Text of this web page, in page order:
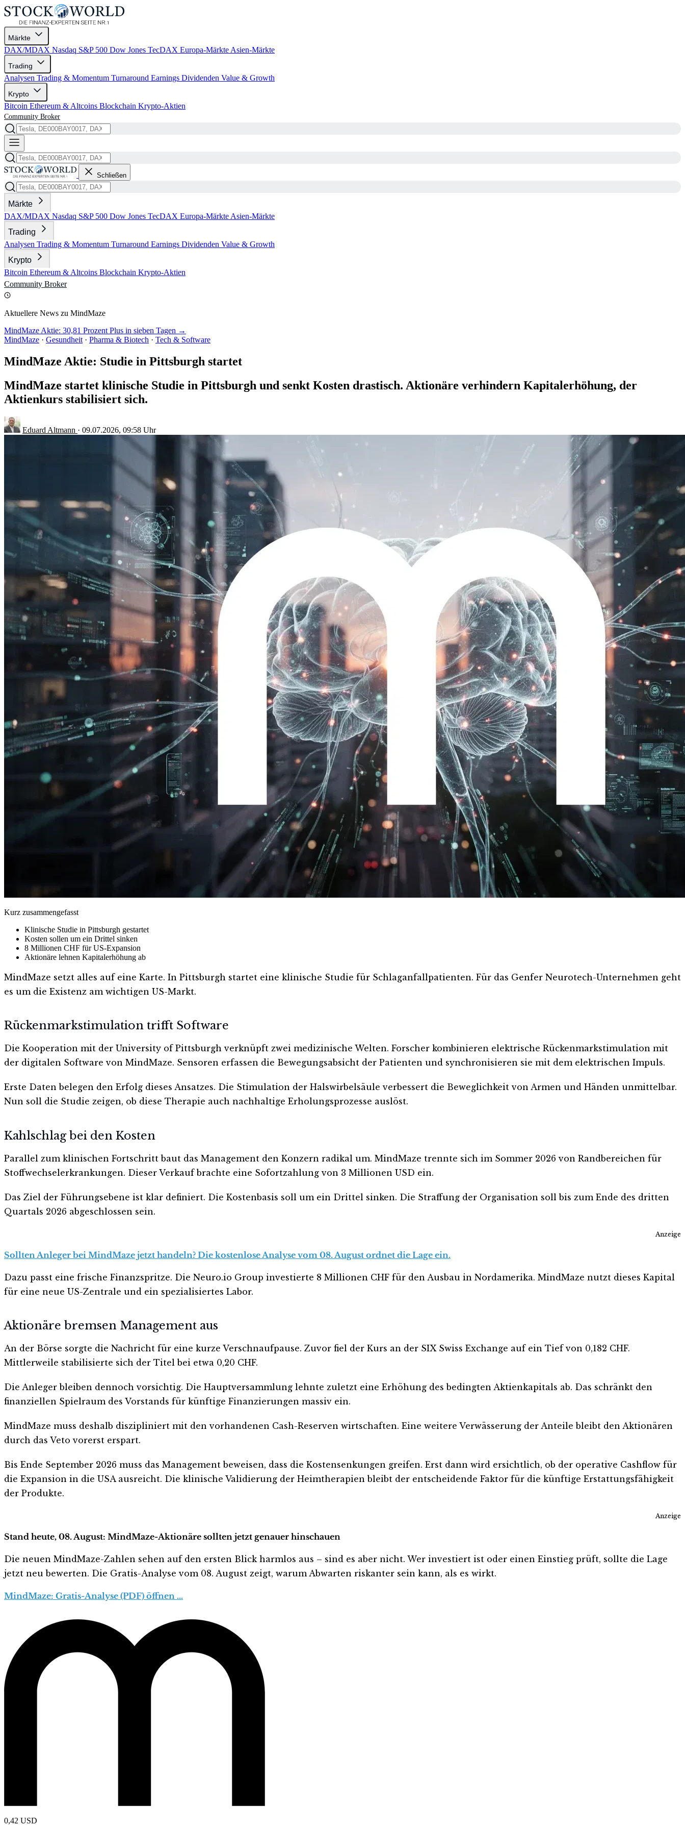
Märkte
DAX/MDAX Nasdaq S&P 500 Dow Jones TecDAX Europa-Märkte Asien-Märkte
Trading
Analysen Trading & Momentum Turnaround Earnings Dividenden Value & Growth
Krypto
Bitcoin Ethereum & Altcoins Blockchain Krypto-Aktien
Community Broker
Schließen
Märkte
DAX/MDAX Nasdaq S&P 500 Dow Jones TecDAX Europa-Märkte Asien-Märkte
Trading
Analysen Trading & Momentum Turnaround Earnings Dividenden Value & Growth
Krypto
Bitcoin Ethereum & Altcoins Blockchain Krypto-Aktien
Community Broker
Aktuellere News zu MindMaze
MindMaze Aktie: 30,81 Prozent Plus in sieben Tagen →
MindMaze · Gesundheit · Pharma & Biotech · Tech & Software
MindMaze Aktie: Studie in Pittsburgh startet
MindMaze startet klinische Studie in Pittsburgh und senkt Kosten drastisch. Aktionäre verhindern Kapitalerhöhung, der
Aktienkurs stabilisiert sich.
Eduard Altmann · 09.07.2026, 09:58 Uhr
Kurz zusammengefasst
Klinische Studie in Pittsburgh gestartet
Kosten sollen um ein Drittel sinken
8 Millionen CHF für US-Expansion
Aktionäre lehnen Kapitalerhöhung ab
MindMaze setzt alles auf eine Karte. In Pittsburgh startet eine klinische Studie für Schlaganfallpatienten. Für das Genfer Neurotech-Unternehmen geht
es um die Existenz am wichtigen US-Markt.
Rückenmarkstimulation trifft Software
Die Kooperation mit der University of Pittsburgh verknüpft zwei medizinische Welten. Forscher kombinieren elektrische Rückenmarkstimulation mit
der digitalen Software von MindMaze. Sensoren erfassen die Bewegungsabsicht der Patienten und synchronisieren sie mit dem elektrischen Impuls.
Erste Daten belegen den Erfolg dieses Ansatzes. Die Stimulation der Halswirbelsäule verbessert die Beweglichkeit von Armen und Händen unmittelbar.
Nun soll die Studie zeigen, ob diese Therapie auch nachhaltige Erholungsprozesse auslöst.
Kahlschlag bei den Kosten
Parallel zum klinischen Fortschritt baut das Management den Konzern radikal um. MindMaze trennte sich im Sommer 2026 von Randbereichen für
Stoffwechselerkrankungen. Dieser Verkauf brachte eine Sofortzahlung von 3 Millionen USD ein.
Das Ziel der Führungsebene ist klar definiert. Die Kostenbasis soll um ein Drittel sinken. Die Straffung der Organisation soll bis zum Ende des dritten
Quartals 2026 abgeschlossen sein.
Anzeige
Sollten Anleger bei MindMaze jetzt handeln? Die kostenlose Analyse vom 08. August ordnet die Lage ein.
Dazu passt eine frische Finanzspritze. Die Neuro.io Group investierte 8 Millionen CHF für den Ausbau in Nordamerika. MindMaze nutzt dieses Kapital
für eine neue US-Zentrale und ein spezialisiertes Labor.
Aktionäre bremsen Management aus
An der Börse sorgte die Nachricht für eine kurze Verschnaufpause. Zuvor fiel der Kurs an der SIX Swiss Exchange auf ein Tief von 0,182 CHF.
Mittlerweile stabilisierte sich der Titel bei etwa 0,20 CHF.
Die Anleger bleiben dennoch vorsichtig. Die Hauptversammlung lehnte zuletzt eine Erhöhung des bedingten Aktienkapitals ab. Das schränkt den
finanziellen Spielraum des Vorstands für künftige Finanzierungen massiv ein.
MindMaze muss deshalb diszipliniert mit den vorhandenen Cash-Reserven wirtschaften. Eine weitere Verwässerung der Anteile bleibt den Aktionären
durch das Veto vorerst erspart.
Bis Ende September 2026 muss das Management beweisen, dass die Kostensenkungen greifen. Erst dann wird ersichtlich, ob der operative Cashflow für
die Expansion in die USA ausreicht. Die klinische Validierung der Heimtherapien bleibt der entscheidende Faktor für die künftige Erstattungsfähigkeit
der Produkte.
Anzeige
Stand heute, 08. August: MindMaze-Aktionäre sollten jetzt genauer hinschauen
Die neuen MindMaze-Zahlen sehen auf den ersten Blick harmlos aus – sind es aber nicht. Wer investiert ist oder einen Einstieg prüft, sollte die Lage
jetzt neu bewerten. Die Gratis-Analyse vom 08. August zeigt, warum Abwarten riskanter sein kann, als es wirkt.
MindMaze: Gratis-Analyse (PDF) öffnen …
0,42 USD